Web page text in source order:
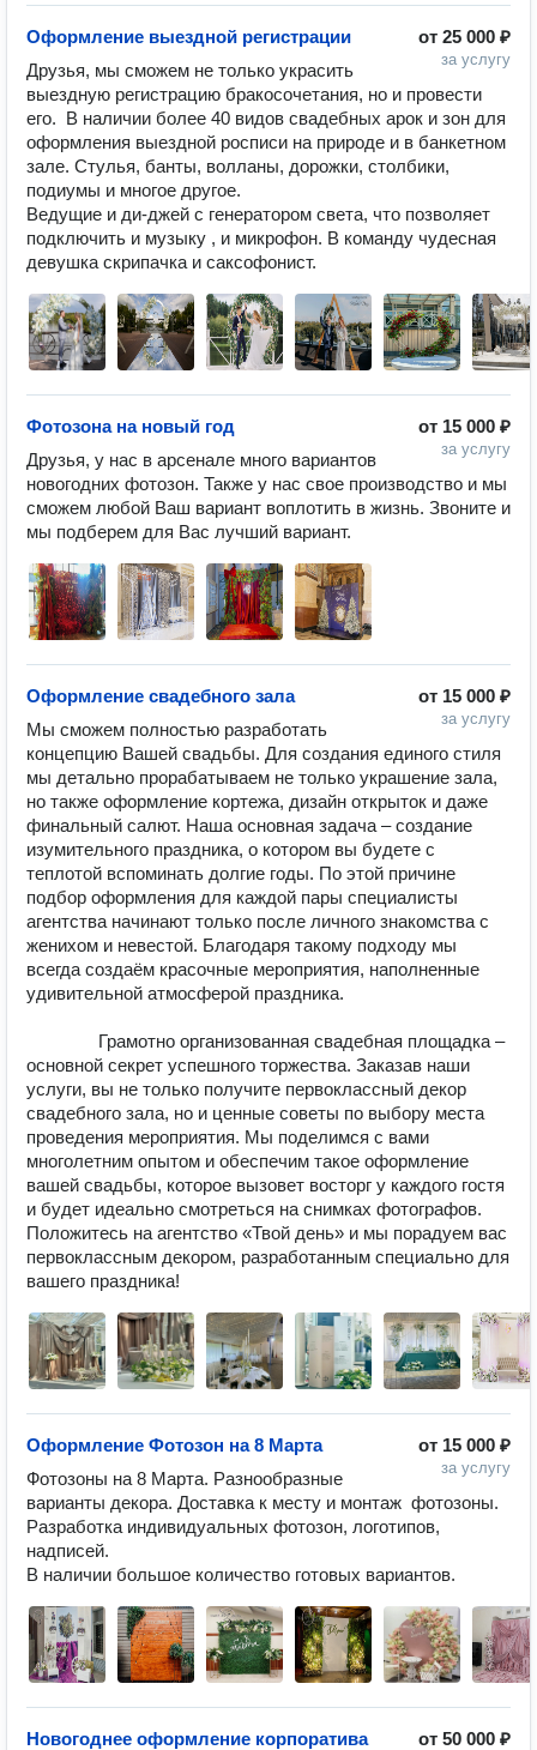
от 25 000 ₽
за услугу
Оформление выездной регистрации
Друзья, мы сможем не только украсить
выездную регистрацию бракосочетания, но и провести
его.  В наличии более 40 видов свадебных арок и зон для
оформления выездной росписи на природе и в банкетном
зале. Стулья, банты, волланы, дорожки, столбики,
подиумы и многое другое.
Ведущие и ди-джей с генератором света, что позволяет
подключить и музыку , и микрофон. В команду чудесная
девушка скрипачка и саксофонист.
от 15 000 ₽
за услугу
Фотозона на новый год
Друзья, у нас в арсенале много вариантов
новогодних фотозон. Также у нас свое производство и мы
сможем любой Ваш вариант воплотить в жизнь. Звоните и
мы подберем для Вас лучший вариант.
от 15 000 ₽
за услугу
Оформление свадебного зала
Мы сможем полностью разработать
концепцию Вашей свадьбы. Для создания единого стиля
мы детально прорабатываем не только украшение зала,
но также оформление кортежа, дизайн открыток и даже
финальный салют. Наша основная задача – создание
изумительного праздника, о котором вы будете с
теплотой вспоминать долгие годы. По этой причине
подбор оформления для каждой пары специалисты
агентства начинают только после личного знакомства с
женихом и невестой. Благодаря такому подходу мы
всегда создаём красочные мероприятия, наполненные
удивительной атмосферой праздника.
основной секрет успешного торжества. Заказав наши
услуги, вы не только получите первоклассный декор
свадебного зала, но и ценные советы по выбору места
проведения мероприятия. Мы поделимся с вами
многолетним опытом и обеспечим такое оформление
вашей свадьбы, которое вызовет восторг у каждого гостя
и будет идеально смотреться на снимках фотографов.
Положитесь на агентство «Твой день» и мы порадуем вас
первоклассным декором, разработанным специально для
вашего праздника!
от 15 000 ₽
за услугу
Оформление Фотозон на 8 Марта
Фотозоны на 8 Марта. Разнообразные
варианты декора. Доставка к месту и монтаж  фотозоны.
Разработка индивидуальных фотозон, логотипов,
надписей.
В наличии большое количество готовых вариантов.
от 50 000 ₽
Новогоднее оформление корпоратива